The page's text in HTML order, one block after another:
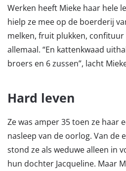
Werken heeft Mieke haar hele
hielp ze mee op de boerderij
melken, fruit plukken, confituur
allemaal. “En kattenkwaad
broers en 6 zussen”, lacht
Hard leven
Ze was amper 35 toen ze haar
nasleep van de oorlog. Van de
stond ze als weduwe alleen in
hun dochter Jacqueline. Maar